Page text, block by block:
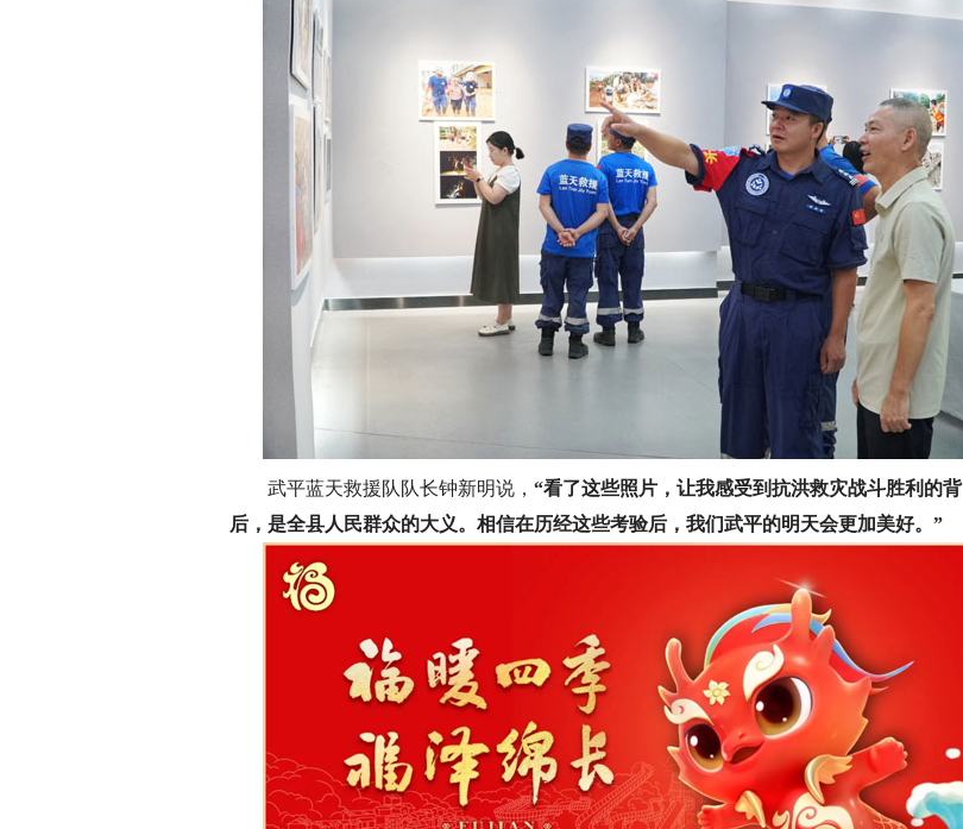
武平蓝天救援队队长钟新明说， “看了这些照片，让我感受到抗洪救灾战斗胜利的背
后，是全县人民群众的大义。相信在历经这些考验后，我们武平的明天会更加美好。”